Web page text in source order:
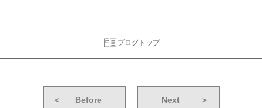
ブログトップ
＜ Before Next ＞